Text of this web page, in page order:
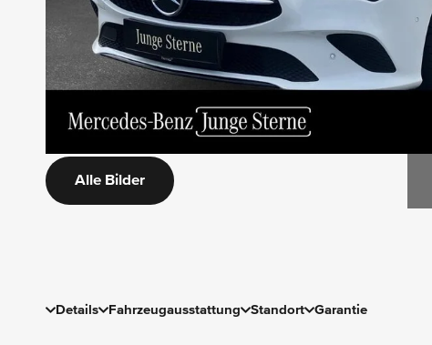
Alle Bilder
Details Fahrzeugausstattung Standort Garantie